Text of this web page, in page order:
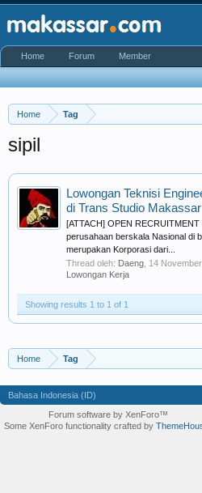
Home Tag
sipil
Lowongan Teknisi
di Trans Studio Makassar
[ATTACH] OPEN
perusahaan berskala Nasional di
merupakan Korporasi dari...
Thread oleh: Daeng 14
Lowongan Kerja
Showing results 1 to 1 of 1
Home Tag
Home Forum Member
Bahasa Indonesia (ID)
Forum software by XenForo™
Some XenForo functionality crafted by